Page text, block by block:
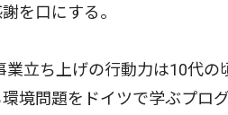
を口にする。
立ち上げの行動力は10代の
境問題をドイツで学ぶプロ